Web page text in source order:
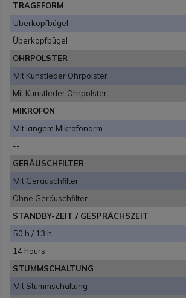
TRAGEFORM
Überkopfbügel
Überkopfbügel
OHRPOLSTER
Mit Kunstleder Ohrpolster
Mit Kunstleder Ohrpolster
MIKROFON
Mit langem Mikrofonarm
--
GERÄUSCHFILTER
Mit Geräuschfilter
Ohne Geräuschfilter
STANDBY-ZEIT / GESPRÄCHSZEIT
50 h / 13 h
14 hours
STUMMSCHALTUNG
Mit Stummschaltung